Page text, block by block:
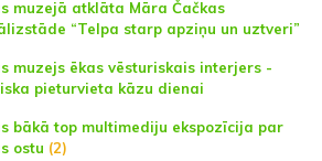
muzejā atklāta Māra Čačkas
“Telpa starp apziņu un uztveri”
muzejs ēkas vēsturiskais interjers -
pieturvieta kāzu dienai
bākā top multimediju ekspozīcija par
ostu (2)